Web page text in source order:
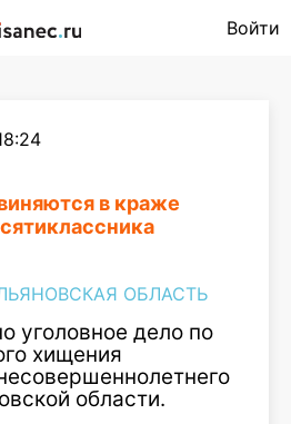
Войти
в краже
ОБЛАСТЬ
уголовное дело по
хищения
области.